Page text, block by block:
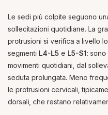
Le sedi più colpite seguono
sollecitazioni quotidiane. La
protrusioni si verifica a livello
segmenti L4-L5 e L5-S1:
movimenti quotidiani, dal
seduta prolungata. Meno
le protrusioni cervicali,
dorsali, che restano